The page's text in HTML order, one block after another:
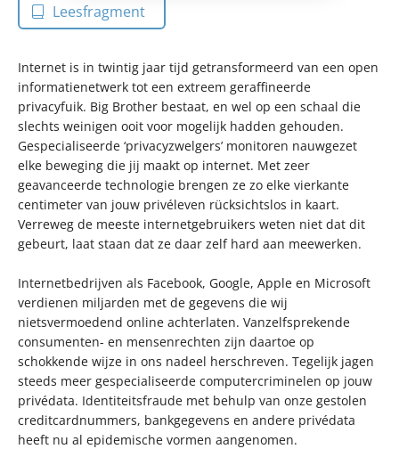
Leesfragment
Internet is in twintig jaar tijd getransformeerd van een open
informatienetwerk tot een extreem geraffineerde
privacyfuik. Big Brother bestaat, en wel op een schaal die
slechts weinigen ooit voor mogelijk hadden gehouden.
Gespecialiseerde ‘privacyzwelgers’ monitoren nauwgezet
elke beweging die jij maakt op internet. Met zeer
geavanceerde technologie brengen ze zo elke vierkante
centimeter van jouw privéleven rücksichtslos in kaart.
Verreweg de meeste internetgebruikers weten niet dat dit
gebeurt, laat staan dat ze daar zelf hard aan meewerken.
Internetbedrijven als Facebook, Google, Apple en Microsoft
verdienen miljarden met de gegevens die wij
nietsvermoedend online achterlaten. Vanzelfsprekende
consumenten- en mensenrechten zijn daartoe op
schokkende wijze in ons nadeel herschreven. Tegelijk jagen
steeds meer gespecialiseerde computercriminelen op jouw
privédata. Identiteitsfraude met behulp van onze gestolen
creditcardnummers, bankgegevens en andere privédata
heeft nu al epidemische vormen aangenomen.